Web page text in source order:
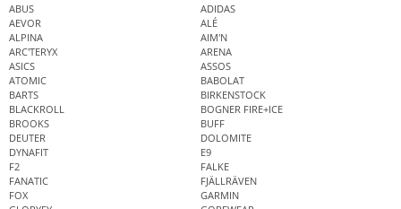
ABUS
ADIDAS
AEVOR
ALÉ
ALPINA
AIM'N
ARC'TERYX
ARENA
ASICS
ASSOS
ATOMIC
BABOLAT
BARTS
BIRKENSTOCK
BLACKROLL
BOGNER FIRE+ICE
BROOKS
BUFF
DEUTER
DOLOMITE
DYNAFIT
E9
F2
FALKE
FANATIC
FJÄLLRÄVEN
FOX
GARMIN